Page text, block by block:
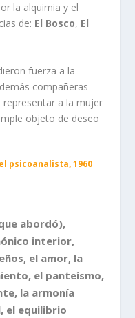
la alquimia y el
de: El Bosco, El
fuerza a la
compañeras
a la mujer
objeto de deseo
psicoanalista, 1960
abordó),
interior,
el amor, la
el panteísmo,
la armonía
el equilibrio